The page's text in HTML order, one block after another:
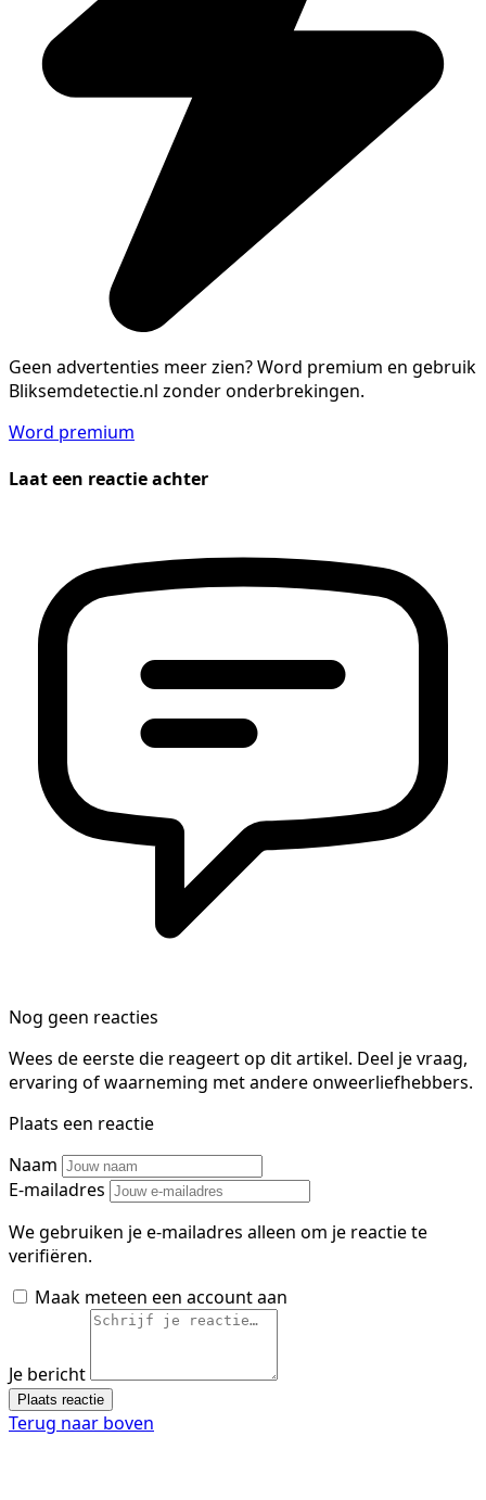
Geen advertenties meer zien?Word premium en gebruik
Bliksemdetectie.nl zonder onderbrekingen.
Word premium
Laat een reactie achter
Nog geen reacties
Wees de eerste die reageert op dit artikel. Deel je vraag,
ervaring of waarneming met andere onweerliefhebbers.
Plaats een reactie
Naam
E-mailadres
We gebruiken je e-mailadres alleen om je reactie te
verifiëren.
Maak meteen een account aan
Je bericht
Plaats reactie
Terug naar boven